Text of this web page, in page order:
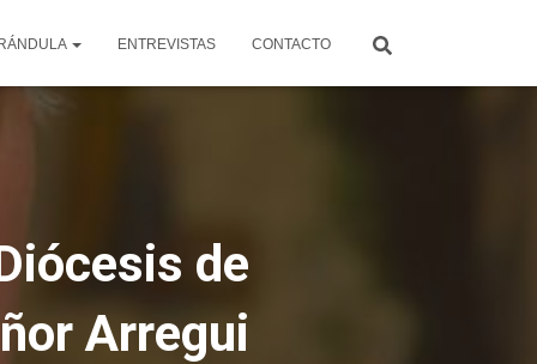
ENTREVISTAS CONTACTO
de
Arregui